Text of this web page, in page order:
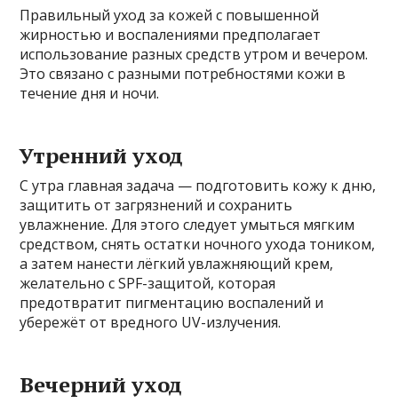
Правильный уход за кожей с повышенной
жирностью и воспалениями предполагает
использование разных средств утром и вечером.
Это связано с разными потребностями кожи в
течение дня и ночи.
Утренний уход
С утра главная задача — подготовить кожу к дню,
защитить от загрязнений и сохранить
увлажнение. Для этого следует умыться мягким
средством, снять остатки ночного ухода тоником,
а затем нанести лёгкий увлажняющий крем,
желательно с SPF-защитой, которая
предотвратит пигментацию воспалений и
убережёт от вредного UV-излучения.
Вечерний уход